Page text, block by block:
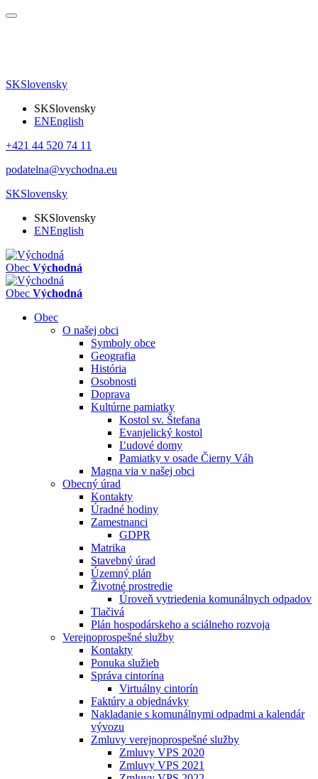
SKSlovensky
SKSlovensky
ENEnglish
+421 44 520 74 11
podatelna@vychodna.eu
SKSlovensky
SKSlovensky
ENEnglish
Obec Východná
Obec Východná
Obec
O našej obci
Symboly obce
Geografia
História
Osobnosti
Doprava
Kultúrne pamiatky
Kostol sv. Štefana
Evanjelický kostol
Ľudové domy
Pamiatky v osade Čierny Váh
Magna via v našej obci
Obecný úrad
Kontakty
Úradné hodiny
Zamestnanci
GDPR
Matrika
Stavebný úrad
Územný plán
Životné prostredie
Úroveň vytriedenia komunálnych odpadov
Tlačivá
Plán hospodárskeho a sciálneho rozvoja
Verejnoprospešné služby
Kontakty
Ponuka služieb
Správa cintorína
Virtuálny cintorín
Faktúry a objednávky
Nakladanie s komunálnymi odpadmi a kalendár
vývozu
Zmluvy verejnoprospešné služby
Zmluvy VPS 2020
Zmluvy VPS 2021